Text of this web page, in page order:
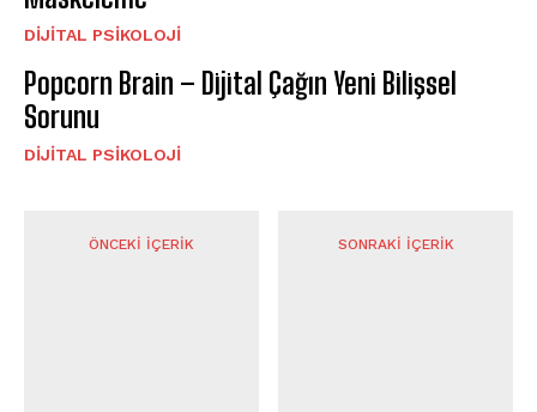
DIJITAL PSIKOLOJI
Popcorn Brain – Dijital Çağın Yeni Bilişsel
Sorunu
DIJITAL PSIKOLOJI
ÖNCEKI İÇERIK SONRAKI İÇERIK